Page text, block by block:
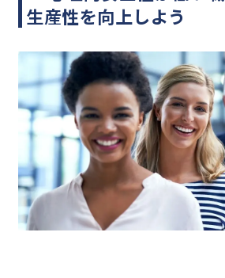
生産性を向上しよう